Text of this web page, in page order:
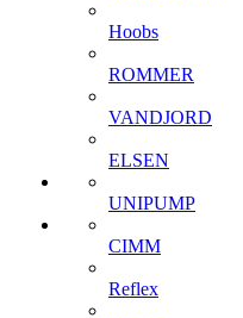
Hoobs
ROMMER
VANDJORD
ELSEN
UNIPUMP
CIMM
Reflex